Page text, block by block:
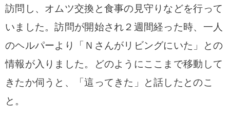
訪問し、オムツ交換と食事の見守りなどを行って
いました。訪問が開始され２週間経った時、一人
のヘルパーより「Ｎさんがリビングにいた」との
情報が入りました。どのようにここまで移動して
きたか伺うと、「這ってきた」と話したとのこ
と。